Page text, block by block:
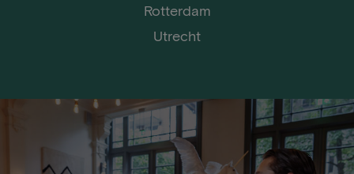
Rotterdam
Utrecht